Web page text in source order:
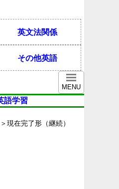
英文法関係
その他英語
MENU
語学習
＞現在完了形（継続）